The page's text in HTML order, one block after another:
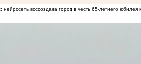
воссоздала город в честь 65-летнего юбилея